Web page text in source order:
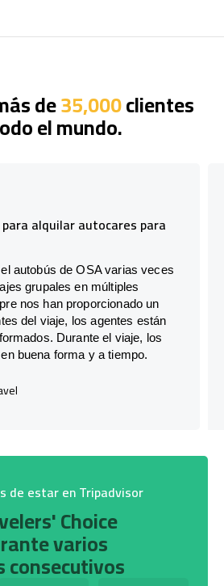
de35,000clientes
el mundo.
para alquilar autocares para
autobús de OSA varias veces
grupales en múltiples
nos han proporcionado un
del viaje, los agentes están
Durante el viaje, los
buena forma y a tiempo.
de estar en Tripadvisor
Choice
varios
consecutivos